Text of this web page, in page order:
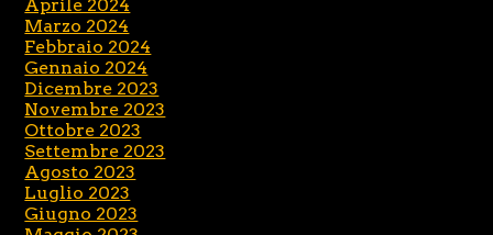
Aprile 2024
Marzo 2024
Febbraio 2024
Gennaio 2024
Dicembre 2023
Novembre 2023
Ottobre 2023
Settembre 2023
Agosto 2023
Luglio 2023
Giugno 2023